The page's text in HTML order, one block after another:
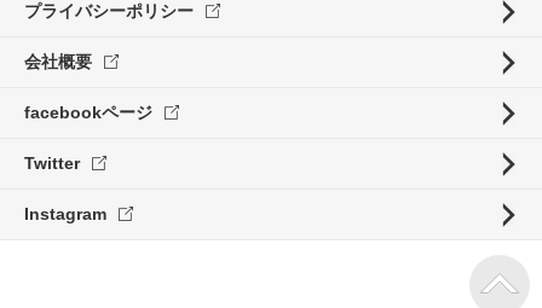
プライバシーポリシー
会社概要
facebookページ
Twitter
Instagram